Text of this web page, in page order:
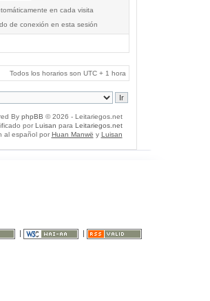
en cada visita
de conexión en esta sesión
Todos los horarios son UTC + 1 hora
By phpBB © 2026 - Leitariegos.net
por Luisan para Leitariegos.net
al español por Huan Manwë y Luisan